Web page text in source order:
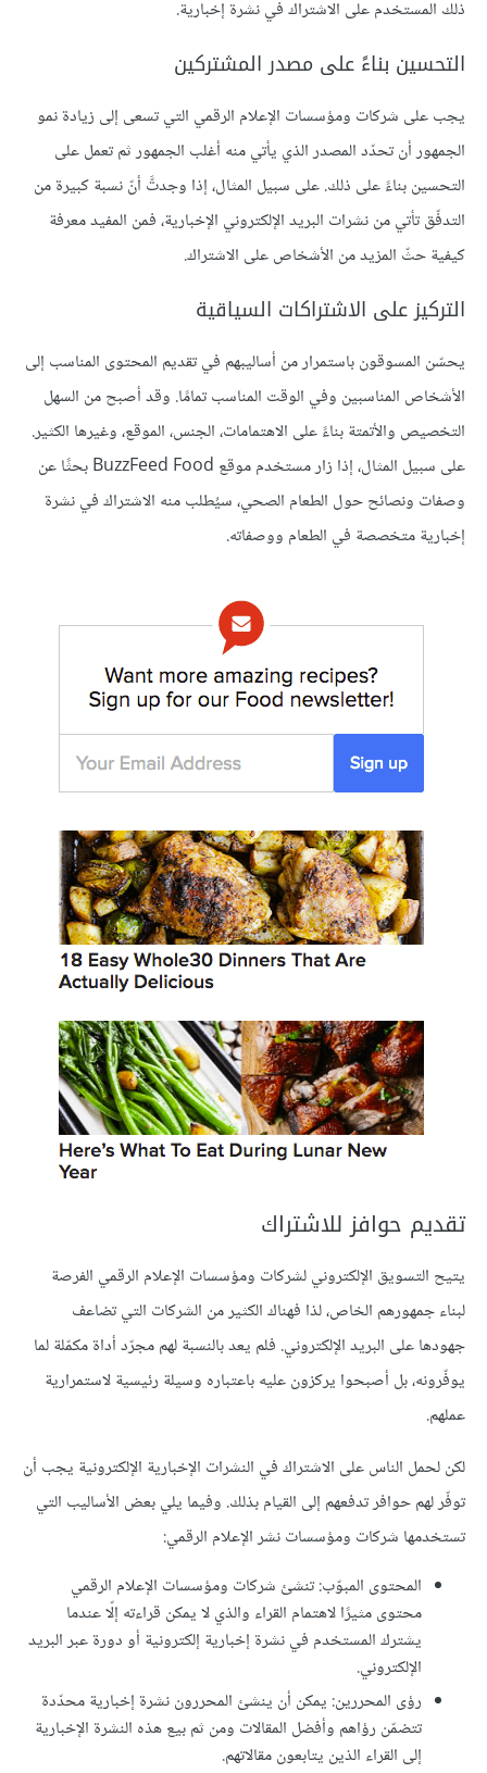
ذلك المستخدم على الاشتراك في نشرة إخبارية.
التحسين بناءً على مصدر المشتركين
يجب على شركات ومؤسسات الإعلام الرقمي التي تسعى إلى زيادة نمو
الجمهور أن تحدّد المصدر الذي يأتي منه أغلب الجمهور ثم تعمل على
التحسين بناءً على ذلك. على سبيل المثال، إذا وجدتَّ أنّ نسبة كبيرة من
التدفّق تأتي من نشرات البريد الإلكتروني الإخبارية، فمن المفيد معرفة
كيفية حثّ المزيد من الأشخاص على الاشتراك.
التركيز على الاشتراكات السياقية
يحسّن المسوقون باستمرار من أساليبهم في تقديم المحتوى المناسب إلى
الأشخاص المناسبين وفي الوقت المناسب تمامًا. وقد أصبح من السهل
التخصيص والأتمتة بناءً على الاهتمامات، الجنس، الموقع، وغيرها الكثير.
على سبيل المثال، إذا زار مستخدم موقع BuzzFeed Food بحثًا عن
وصفات ونصائح حول الطعام الصحي، سيُطلب منه الاشتراك في نشرة
إخبارية متخصصة في الطعام ووصفاته.
تقديم حوافز للاشتراك
يتيح التسويق الإلكتروني لشركات ومؤسسات الإعلام الرقمي الفرصة
لبناء جمهورهم الخاص، لذا فهناك الكثير من الشركات التي تضاعف
جهودها على البريد الإلكتروني. فلم يعد بالنسبة لهم مجرّد أداة مكمّلة لما
يوفّرونه، بل أصبحوا يركزون عليه باعتباره وسيلة رئيسية لاستمرارية
عملهم.
لكن لحمل الناس على الاشتراك في النشرات الإخبارية الإلكترونية يجب أن
توفّر لهم حوافر تدفعهم إلى القيام بذلك. وفيما يلي بعض الأساليب التي
تستخدمها شركات ومؤسسات نشر الإعلام الرقمي:
المحتوى المبوّب: تنشئ شركات ومؤسسات الإعلام الرقمي
محتوى مثيرًا لاهتمام القراء والذي لا يمكن قراءته إلّا عندما
يشترك المستخدم في نشرة إخبارية إلكترونية أو دورة عبر البريد
الإلكتروني.
رؤى المحررين: يمكن أن ينشئ المحررون نشرة إخبارية محدّدة
تتضمّن رؤاهم وأفضل المقالات ومن ثم بيع هذه النشرة الإخبارية
إلى القراء الذين يتابعون مقالاتهم.